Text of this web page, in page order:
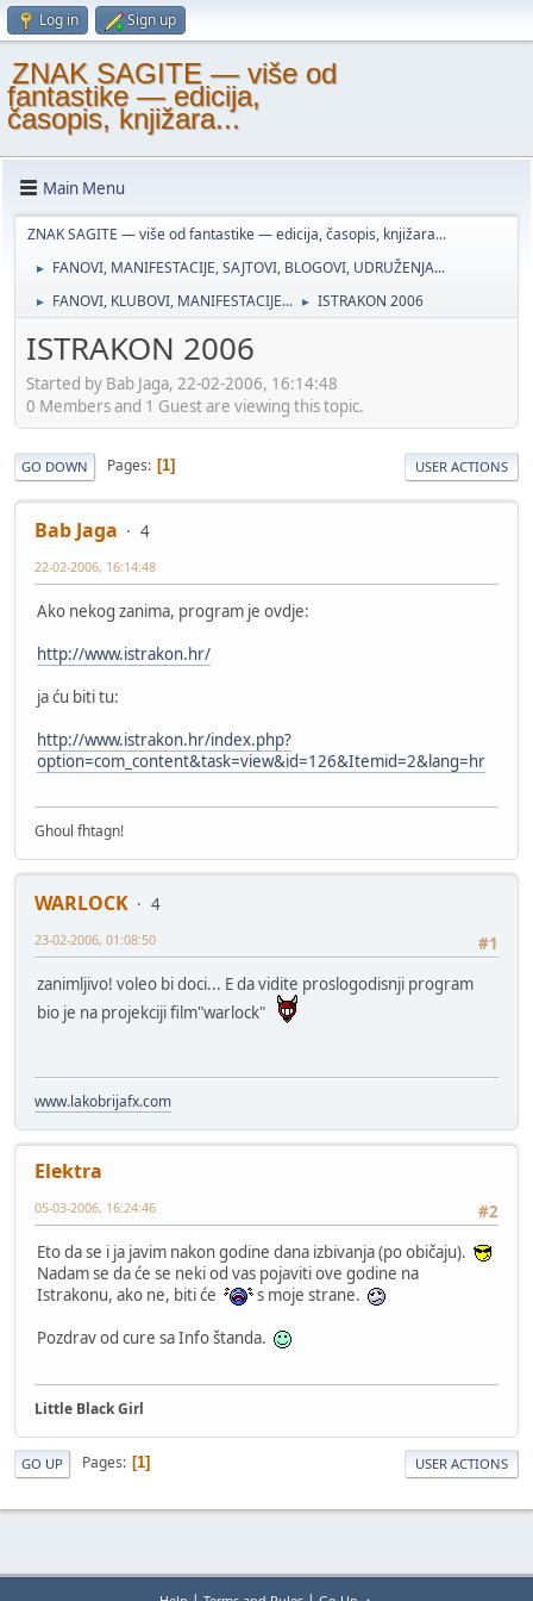
Log in Sign up
ZNAK SAGITE — više od
fantastike — edicija,
časopis, knjižara...
Main Menu
ZNAK SAGITE — više od fantastike — edicija, časopis, knjižara...
► FANOVI, MANIFESTACIJE, SAJTOVI, BLOGOVI, UDRUŽENJA...
► FANOVI, KLUBOVI, MANIFESTACIJE... ► ISTRAKON 2006
ISTRAKON 2006
Started by Bab Jaga, 22-02-2006, 16:14:48
0 Members and 1 Guest are viewing this topic.
GO DOWN Pages 1 USER ACTIONS
Bab Jaga 4
22-02-2006, 16:14:48
Ako nekog zanima, program je ovdje:
http://www.istrakon.hr/
ja ću biti tu:
http://www.istrakon.hr/index.php?
option=com_content&task=view&id=126&Itemid=2&lang=hr
Ghoul fhtagn!
WARLOCK
4
#1
23-02-2006, 01:08:50
zanimljivo! voleo bi doci... E da vidite proslogodisnji program
bio je na projekciji film"warlock"
www.lakobrijafx.com
Elektra
#2
05-03-2006, 16:24:46
Eto da se i ja javim nakon godine dana izbivanja (po običaju).
Nadam se da će se neki od vas pojaviti ove godine na
Istrakonu, ako ne, biti će
s moje strane.
Pozdrav od cure sa Info štanda.
Little Black Girl
GO UP Pages 1 USER ACTIONS